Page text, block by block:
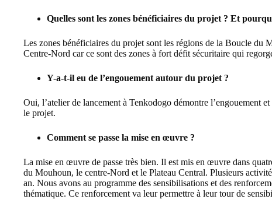
Quelles sont les zones bénéficiaires du projet ? Et
Les zones bénéficiaires du projet sont les régions de la Boucle du
Centre-Nord car ce sont des zones à fort défit sécuritaire qui
Y-a-t-il eu de l’engouement autour du projet ?
Oui, l’atelier de lancement à Tenkodogo démontre l’engouement
le projet.
Comment se passe la mise en œuvre ?
La mise en œuvre de passe très bien. Il est mis en œuvre dans
du Mouhoun, le centre-Nord et le Plateau Central. Plusieurs
an. Nous avons au programme des sensibilisations et des
thématique. Ce renforcement va leur permettre à leur tour de